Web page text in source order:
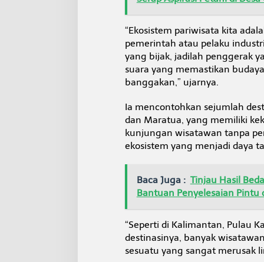
b
a
h
e
t
a
p
i
n
g
k
g
a
n
J
s
t
r
“Ekosistem pariwisata kita
pemerintah atau pelaku
yang bijak, jadilah penggerak
suara yang memastikan
banggakan,” ujarnya.
Ia mencontohkan sejumlah
dan Maratua, yang memiliki
kunjungan wisatawan tanpa
ekosistem yang menjadi daya
Baca Juga : Tinjau Hasil
Bantuan Penyelesaian Pintu
“Seperti di Kalimantan, Pulau
destinasinya, banyak
sesuatu yang sangat merusak